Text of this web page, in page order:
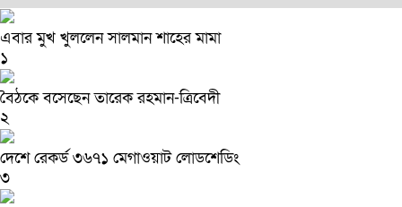
এবার মুখ খুললেন সালমান শাহের মামা
১
বৈঠকে বসেছেন তারেক রহমান-ত্রিবেদী
২
দেশে রেকর্ড ৩৬৭১ মেগাওয়াট লোডশেডিং
৩